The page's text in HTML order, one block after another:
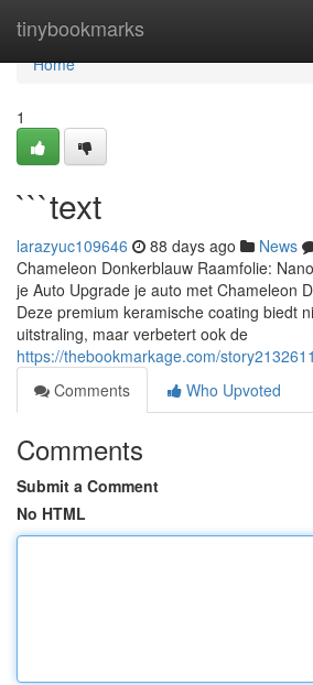
tinybookmarks
Home
Home
1
```text
larazyuc109646 88 days ago News
Chameleon Donkerblauw Raamfolie:
je Auto Upgrade je auto met Chameleon
Deze premium keramische coating biedt
uitstraling, maar verbetert ook de
https://thebookmarkage.com/
Comments
Who Upvoted
Comments
Submit a Comment
No HTML